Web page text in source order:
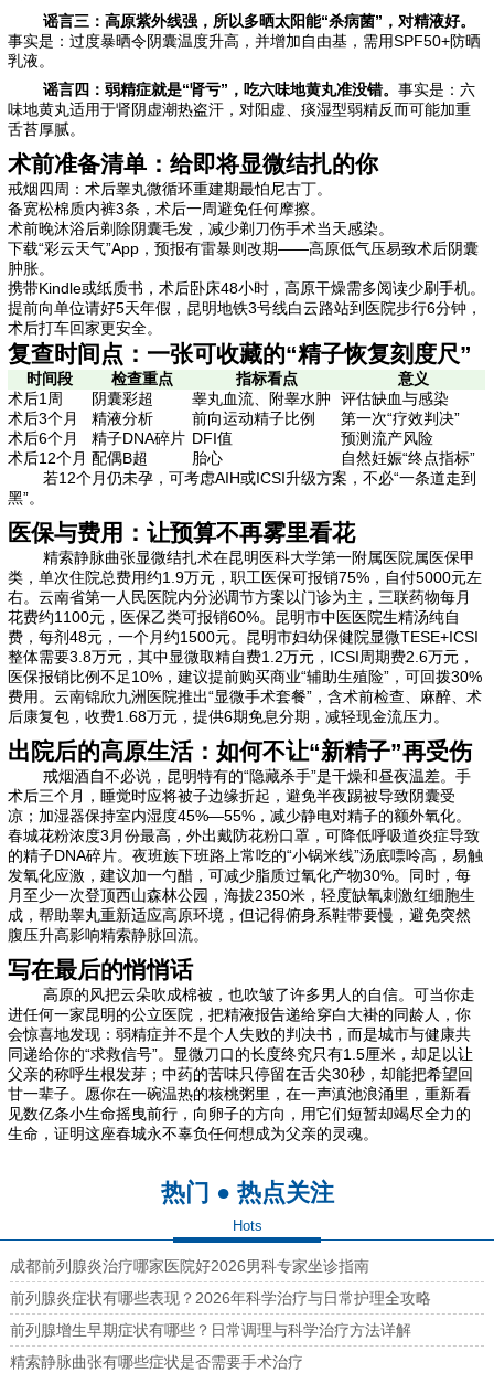
谣言三：高原紫外线强，所以多晒太阳能“杀病菌”，对精液好。
事实是：过度暴晒令阴囊温度升高，并增加自由基，需用SPF50+防晒
乳液。
谣言四：弱精症就是“肾亏”，吃六味地黄丸准没错。事实是：六
味地黄丸适用于肾阴虚潮热盗汗，对阳虚、痰湿型弱精反而可能加重
舌苔厚腻。
术前准备清单：给即将显微结扎的你
戒烟四周：术后睾丸微循环重建期最怕尼古丁。
备宽松棉质内裤3条，术后一周避免任何摩擦。
术前晚沐浴后剃除阴囊毛发，减少剃刀伤手术当天感染。
下载“彩云天气”App，预报有雷暴则改期——高原低气压易致术后阴囊
肿胀。
携带Kindle或纸质书，术后卧床48小时，高原干燥需多阅读少刷手机。
提前向单位请好5天年假，昆明地铁3号线白云路站到医院步行6分钟，
术后打车回家更安全。
复查时间点：一张可收藏的“精子恢复刻度尺”
时间段 检查重点 指标看点
意义
术后1周
阴囊彩超 睾丸血流、附睾水肿
评估缺血与感染
术后3个月
精液分析 前向运动精子比例
第一次“疗效判决”
术后6个月
精子DNA碎片 DFI值
预测流产风险
术后12个月 配偶B超 胎心
自然妊娠“终点指标”
若12个月仍未孕，可考虑AIH或ICSI升级方案，不必“一条道走到
黑”。
医保与费用：让预算不再雾里看花
精索静脉曲张显微结扎术在昆明医科大学第一附属医院属医保甲
类，单次住院总费用约1.9万元，职工医保可报销75%，自付5000元左
右。云南省第一人民医院内分泌调节方案以门诊为主，三联药物每月
花费约1100元，医保乙类可报销60%。昆明市中医医院生精汤纯自
费，每剂48元，一个月约1500元。昆明市妇幼保健院显微TESE+ICSI
整体需要3.8万元，其中显微取精自费1.2万元，ICSI周期费2.6万元，
医保报销比例不足10%，建议提前购买商业“辅助生殖险”，可回拨30%
费用。云南锦欣九洲医院推出“显微手术套餐”，含术前检查、麻醉、术
后康复包，收费1.68万元，提供6期免息分期，减轻现金流压力。
出院后的高原生活：如何不让“新精子”再受伤
戒烟酒自不必说，昆明特有的“隐藏杀手”是干燥和昼夜温差。手
术后三个月，睡觉时应将被子边缘折起，避免半夜踢被导致阴囊受
凉；加湿器保持室内湿度45%—55%，减少静电对精子的额外氧化。
春城花粉浓度3月份最高，外出戴防花粉口罩，可降低呼吸道炎症导致
的精子DNA碎片。夜班族下班路上常吃的“小锅米线”汤底嘌呤高，易触
发氧化应激，建议加一勺醋，可减少脂质过氧化产物30%。同时，每
月至少一次登顶西山森林公园，海拔2350米，轻度缺氧刺激红细胞生
成，帮助睾丸重新适应高原环境，但记得俯身系鞋带要慢，避免突然
腹压升高影响精索静脉回流。
写在最后的悄悄话
高原的风把云朵吹成棉被，也吹皱了许多男人的自信。可当你走
进任何一家昆明的公立医院，把精液报告递给穿白大褂的同龄人，你
会惊喜地发现：弱精症并不是个人失败的判决书，而是城市与健康共
同递给你的“求救信号”。显微刀口的长度终究只有1.5厘米，却足以让
父亲的称呼生根发芽；中药的苦味只停留在舌尖30秒，却能把希望回
甘一辈子。愿你在一碗温热的核桃粥里，在一声滇池浪涌里，重新看
见数亿条小生命摇曳前行，向卵子的方向，用它们短暂却竭尽全力的
生命，证明这座春城永不辜负任何想成为父亲的灵魂。
热门 ● 热点关注
Hots
成都前列腺炎治疗哪家医院好2026男科专家坐诊指南
前列腺炎症状有哪些表现？2026年科学治疗与日常护理全攻略
前列腺增生早期症状有哪些？日常调理与科学治疗方法详解
精索静脉曲张有哪些症状是否需要手术治疗